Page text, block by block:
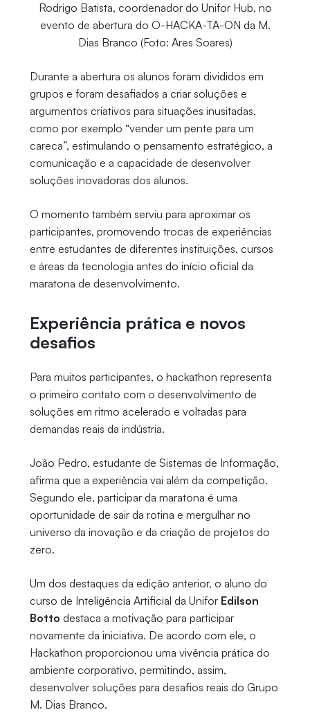
Rodrigo Batista, coordenador do Unifor Hub, no
evento de abertura do O-HACKA-TA-ON da M.
Dias Branco (Foto: Ares Soares)
Durante a abertura os alunos foram divididos em
grupos e foram desafiados a criar soluções e
argumentos criativos para situações inusitadas,
como por exemplo “vender um pente para um
careca”, estimulando o pensamento estratégico, a
comunicação e a capacidade de desenvolver
soluções inovadoras dos alunos.
O momento também serviu para aproximar os
participantes, promovendo trocas de experiências
entre estudantes de diferentes instituições, cursos
e áreas da tecnologia antes do início oficial da
maratona de desenvolvimento.
Experiência prática e novos
desafios
Para muitos participantes, o hackathon representa
o primeiro contato com o desenvolvimento de
soluções em ritmo acelerado e voltadas para
demandas reais da indústria.
João Pedro, estudante de Sistemas de Informação,
afirma que a experiência vai além da competição.
Segundo ele, participar da maratona é uma
oportunidade de sair da rotina e mergulhar no
universo da inovação e da criação de projetos do
zero.
Um dos destaques da edição anterior, o aluno do
curso de Inteligência Artificial da Unifor Edilson
Botto destaca a motivação para participar
novamente da iniciativa. De acordo com ele, o
Hackathon proporcionou uma vivência prática do
ambiente corporativo, permitindo, assim,
desenvolver soluções para desafios reais do Grupo
M. Dias Branco.